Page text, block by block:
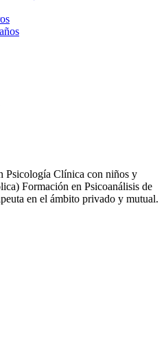
Psicología Clínica con niños y
Formación en Psicoanálisis de
en el ámbito privado y mutual.